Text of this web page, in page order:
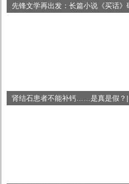
先锋文学再出发：长篇小说《买话》
肾结石患者不能补钙……是真是假？|